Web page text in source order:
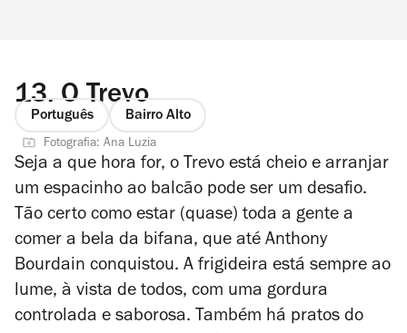
13. O Trevo
Português Bairro Alto
Fotografia: Ana Luzia
Seja a que hora for, o Trevo está cheio e arranjar
um espacinho ao balcão pode ser um desafio.
Tão certo como estar (quase) toda a gente a
comer a bela da bifana, que até Anthony
Bourdain conquistou. A frigideira está sempre ao
lume, à vista de todos, com uma gordura
controlada e saborosa. Também há pratos do